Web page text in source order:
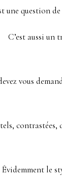
une question
C’est aussi un
vous
Évidemment le